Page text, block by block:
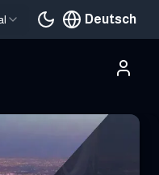
Deutsch
Aktuelle Sprache